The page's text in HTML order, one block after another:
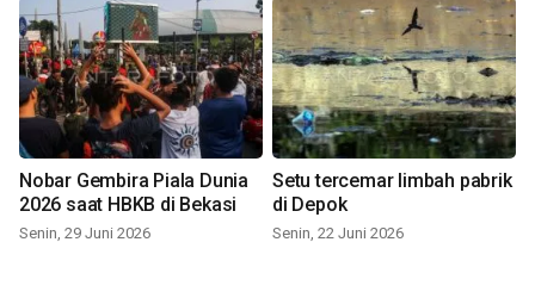
Nobar Gembira Piala Dunia
2026 saat HBKB di Bekasi
Senin, 29 Juni 2026
Setu tercemar limbah pabrik
di Depok
Senin, 22 Juni 2026